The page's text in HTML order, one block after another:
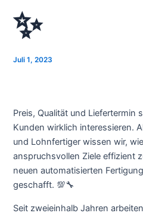
✨
Juli 1, 2023
Preis, Qualität und Liefertermin
Kunden wirklich interessieren.
und Lohnfertiger wissen wir,
anspruchsvollen Ziele effizient
neuen automatisierten
geschafft. 💯🔧
Seit zweieinhalb Jahren